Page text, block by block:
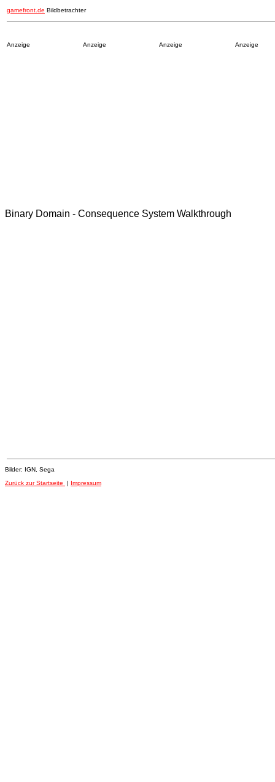
gamefront.de Bildbetrachter
Anzeige Anzeige Anzeige Anzeige
Binary Domain - Consequence System Walkthrough
Bilder: IGN, Sega
Zurück zur Startseite
| Impressum